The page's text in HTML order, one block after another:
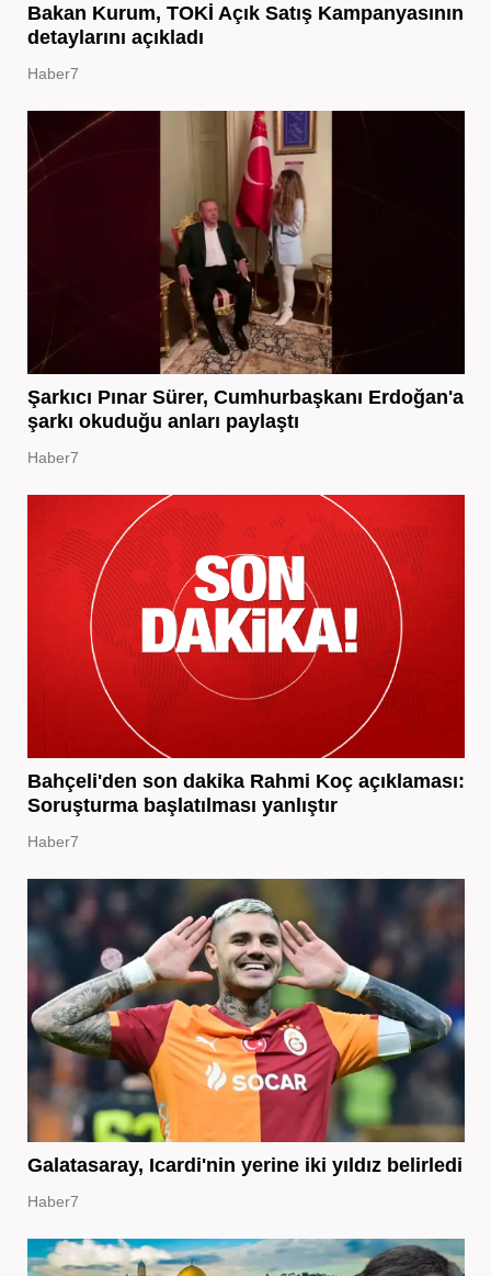
Bakan Kurum, TOKİ Açık Satış Kampanyasının
detaylarını açıkladı
Haber7
Şarkıcı Pınar Sürer, Cumhurbaşkanı Erdoğan'a
şarkı okuduğu anları paylaştı
Haber7
Bahçeli'den son dakika Rahmi Koç açıklaması:
Soruşturma başlatılması yanlıştır
Haber7
Galatasaray, Icardi'nin yerine iki yıldız belirledi
Haber7